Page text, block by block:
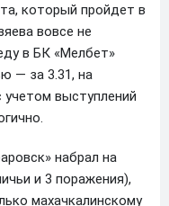
который пройдет в
вовсе не
в БК «Мелбет»
— за 3.31, на
выступлений
набрал на
и 3 поражения),
махачкалинскому